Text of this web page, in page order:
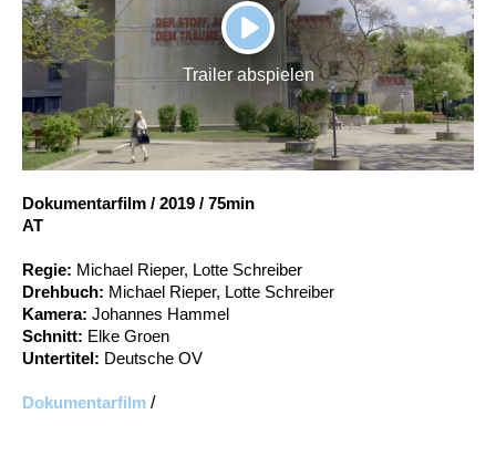
Gutscheine
& Filmpässe
Account
Suche
PLAY
Trailer abspielen
Dokumentarfilm / 2019 / 75min
AT
Regie: Michael Rieper, Lotte Schreiber
Drehbuch: Michael Rieper, Lotte Schreiber
Kamera: Johannes Hammel
Schnitt: Elke Groen
Untertitel: Deutsche OV
Dokumentarfilm /